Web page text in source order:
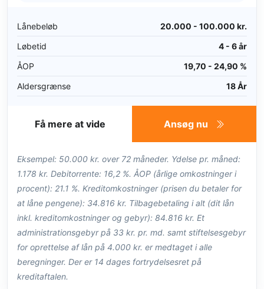
Lånebeløb
20.000 - 100.000 kr.
Løbetid
4 - 6 år
ÅOP
19,70 - 24,90 %
Aldersgrænse
18 År
Ansøg nu
Få mere at vide
Eksempel: 50.000 kr. over 72 måneder. Ydelse pr. måned:
1.178 kr. Debitorrente: 16,2 %. ÅOP (årlige omkostninger i
procent): 21.1 %. Kreditomkostninger (prisen du betaler for
at låne pengene): 34.816 kr. Tilbagebetaling i alt (dit lån
inkl. kreditomkostninger og gebyr): 84.816 kr. Et
administrationsgebyr på 33 kr. pr. md. samt stiftelsesgebyr
for oprettelse af lån på 4.000 kr. er medtaget i alle
beregninger. Der er 14 dages fortrydelsesret på
kreditaftalen.